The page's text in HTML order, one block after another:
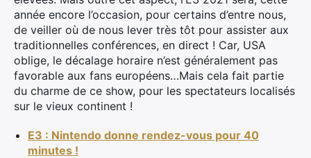
année encore l’occasion, pour certains d’entre nous,
de veiller où de nous lever très tôt pour assister aux
traditionnelles conférences, en direct ! Car, USA
oblige, le décalage horaire n’est généralement pas
favorable aux fans européens…Mais cela fait partie
du charme de ce show, pour les spectateurs localisés
sur le vieux continent !
E3 : Nintendo donne rendez-vous pour 40
minutes !